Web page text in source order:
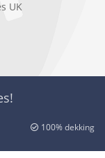
UK
100% dekking